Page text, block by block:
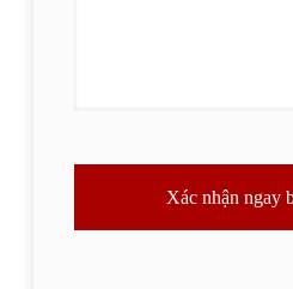
Xác nhận ngay